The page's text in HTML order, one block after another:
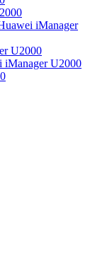
iManager
U2000
iManager U2000